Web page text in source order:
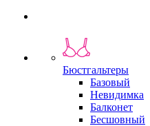
Бюстгальтеры
Базовый
Невидимка
Балконет
Бесшовный